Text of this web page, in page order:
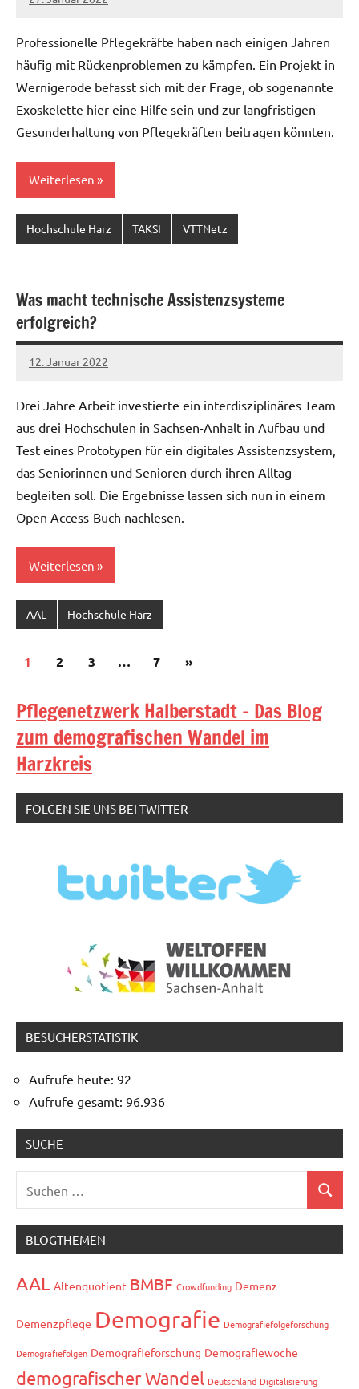
Christian
Professionelle Pflegekräfte haben nach einigen Jahren
häufig mit Rückenproblemen zu kämpfen. Ein Projekt in
Wernigerode befasst sich mit der Frage, ob sogenannte
Exoskelette hier eine Hilfe sein und zur langfristigen
Gesunderhaltung von Pflegekräften beitragen könnten.
Weiterlesen
Hochschule Harz TAKSI VTTNetz
Was macht technische Assistenzsysteme
erfolgreich?
12. Januar 2022
Christian
Drei Jahre Arbeit investierte ein interdisziplinäres Team
aus drei Hochschulen in Sachsen-Anhalt in Aufbau und
Test eines Prototypen für ein digitales Assistenzsystem,
das Seniorinnen und Senioren durch ihren Alltag
begleiten soll. Die Ergebnisse lassen sich nun in einem
Open Access-Buch nachlesen.
Weiterlesen
AAL Hochschule Harz
Beitragsnavigation
1 2 3 … 7
Nächste
»
Pflegenetzwerk Halberstadt - Das Blog
zum demografischen Wandel im
Harzkreis
FOLGEN SIE UNS BEI TWITTER
BESUCHERSTATISTIK
Aufrufe heute: 92
Aufrufe gesamt: 96.936
SUCHE
nach:
Suchen
BLOGTHEMEN
AAL Altenquotient BMBF Crowdfunding Demenz
Demenzpflege Demografie Demografiefolgeforschung
Demografiefolgen Demografieforschung Demografiewoche
demografischer Wandel Deutschland Digitalisierung